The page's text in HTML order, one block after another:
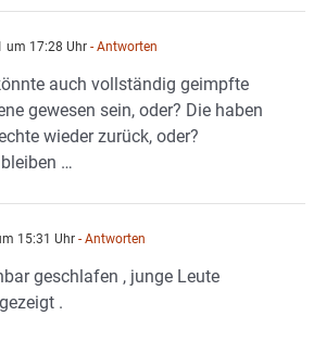
um 17:28 Uhr - Antworten
auch vollständig geimpfte
gewesen sein, oder? Die haben
wieder zurück, oder?
…
15:31 Uhr - Antworten
geschlafen , junge Leute
.